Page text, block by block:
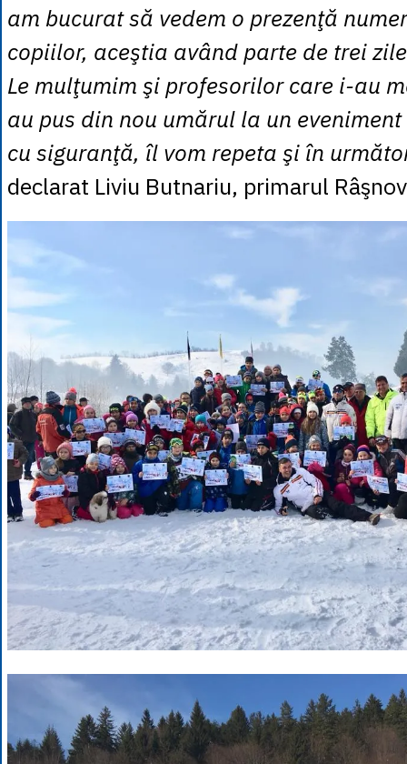
am bucurat să vedem o prezenţă
copiilor, aceştia având parte de trei
Le mulţumim şi profesorilor care i-au
au pus din nou umărul la un
cu siguranţă, îl vom repeta şi în
declarat Liviu Butnariu, primarul